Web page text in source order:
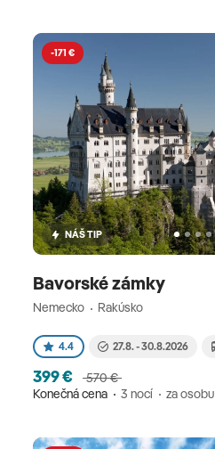
-171 €
NÁŠ TIP
Bavorské zámky
Nemecko Rakúsko
4.4 27.8. - 30.8.2026
399 €
570 €
Konečná cena
3 nocí za osobu